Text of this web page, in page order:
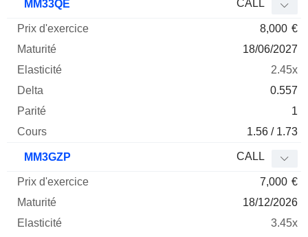
MM33QE CALL
8,000 €
18/06/2027
2.45x
0.557
1
1.56 / 1.73
MM3GZP CALL
7,000 €
18/12/2026
3.45x